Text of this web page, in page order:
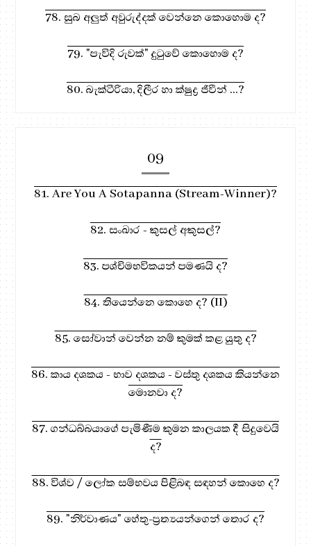
78. සුබ අලුත් අවුරුද්දක් වෙන්නෙ කොහොම ද?
79. "පැවිදි රුවක්" දුටුවේ කොහොම ද?
80. බැක්ටීරියා, දිලීර හා ක්ෂුද්‍ර ජිවීන් ...?
09
81. Are You A Sotapanna (Stream-Winner)?
82. සංඛාර - කුසල් අකුසල්?
83. පශ්චිමභවිකයන් පමණයි ද?
84. තියෙන්නෙ කොහෙ ද? (II)
85. සෝවාන් වෙන්න නම් කුමක් කළ යුතු ද?
86. කාය දශකය - භාව දශකය - වස්තු දශකය කියන්නෙ
මොනවා ද?
87. ගන්ධබ්බයාගේ පැමිණීම කුමන කාලයක දී සිදුවෙයි
ද?
88. විශ්ව / ලෝක සම්භවය පිළිබඳ සඳහන් කොහෙ ද?
89. "නිර්වාණය" හේතු-ප්‍රත්‍යයන්ගෙන් තොර ද?